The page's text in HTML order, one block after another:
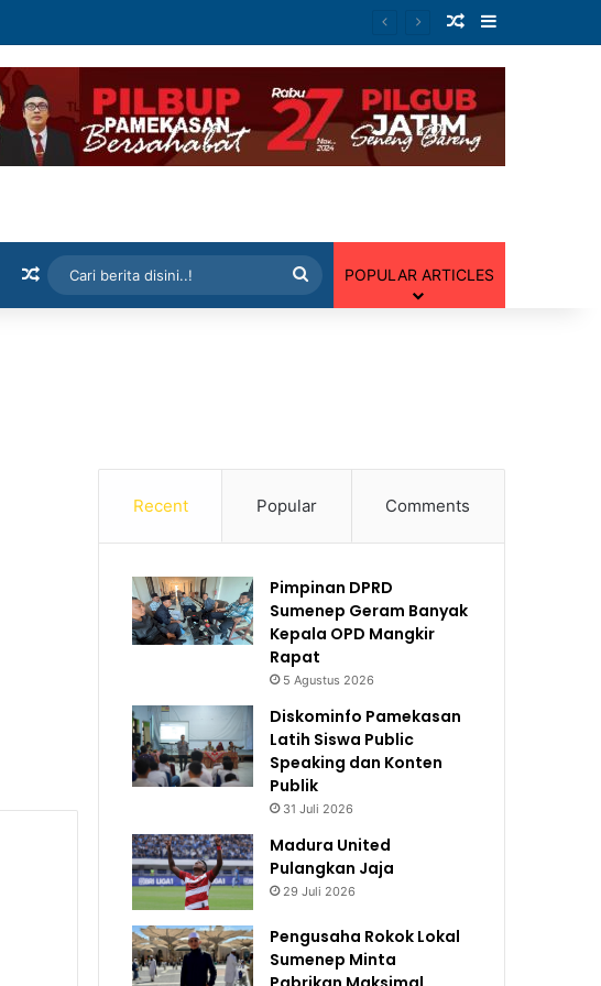
Artikel Random
Artikel Random
berita
POPULAR ARTICLES
Recent Popular Comments
Pimpinan DPRD
Sumenep Geram Banyak
Kepala OPD Mangkir
Rapat
5 Agustus 2026
Diskominfo Pamekasan
Latih Siswa Public
Speaking dan Konten
Publik
31 Juli 2026
Madura United
Pulangkan Jaja
29 Juli 2026
Pengusaha Rokok Lokal
Sumenep Minta